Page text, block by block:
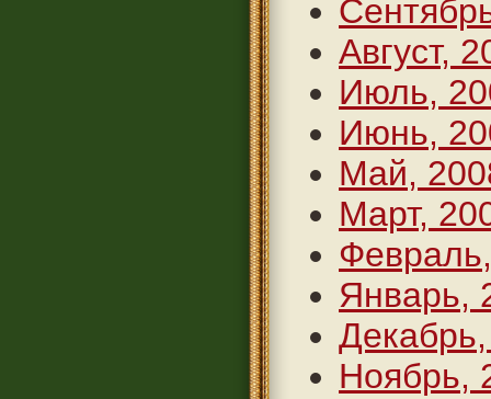
Август,
Июль,
Июнь,
Май,
Март,
Январь,
Ноябрь,